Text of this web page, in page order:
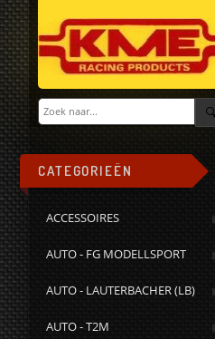
CATEGORIEËN
ACCESSOIRES
AUTO - FG MODELLSPORT
AUTO - LAUTERBACHER (LB)
AUTO - T2M